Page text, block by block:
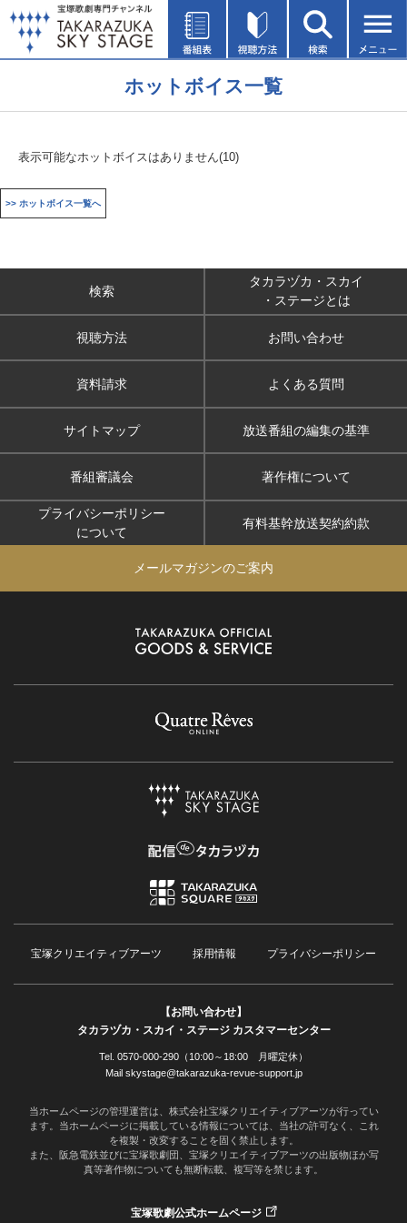
ホットボイス一覧
表示可能なホットボイスはありません(10)
>> ホットボイス一覧へ
検索
タカラヅカ・スカイ
・ステージとは
視聴方法 お問い合わせ
資料請求 よくある質問
サイトマップ 放送番組の編集の基準
番組審議会 著作権について
プライバシーポリシー
について
有料基幹放送契約約款
メールマガジンのご案内
宝塚クリエイティブアーツ 採用情報 プライバシーポリシー
【お問い合わせ】
タカラヅカ・スカイ・ステージ カスタマーセンター
Tel. 0570-000-290（10:00～18:00 月曜定休）
Mail skystage@takarazuka-revue-support.jp
当ホームページの管理運営は、株式会社宝塚クリエイティブアーツが行ってい
ます。当ホームページに掲載している情報については、当社の許可なく、これ
を複製・改変することを固く禁止します。
また、阪急電鉄並びに宝塚歌劇団、宝塚クリエイティブアーツの出版物ほか写
真等著作物についても無断転載、複写等を禁じます。
宝塚歌劇公式ホームページ